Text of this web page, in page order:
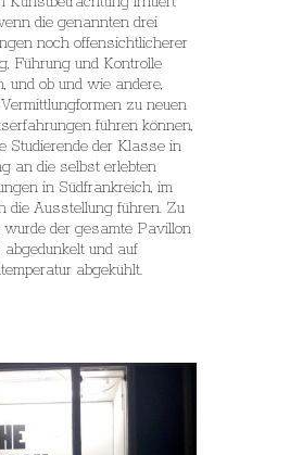
die genannten drei
noch offensichtlicherer
Führung und Kontrolle
und ob und wie andere,
zu neuen
führen können,
Studierende der Klasse in
an die selbst erlebten
in Südfrankreich, im
die Ausstellung führen. Zu
der gesamte Pavillon
und auf
abgekühlt.